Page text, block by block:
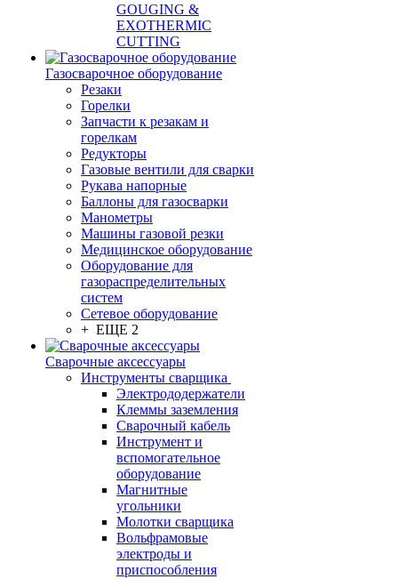
GOUGING &
EXOTHERMIC
CUTTING
Газосварочное оборудование
Резаки
Горелки
Запчасти к резакам и
горелкам
Редукторы
Газовые вентили для сварки
Рукава напорные
Баллоны для газосварки
Манометры
Машины газовой резки
Медицинское оборудование
Оборудование для
газораспределительных
систем
Сетевое оборудование
+ ЕЩЕ 2
Сварочные аксессуары
Инструменты сварщика
Электрододержатели
Клеммы заземления
Сварочный кабель
Инструмент и
вспомогательное
оборудование
Магнитные
угольники
Молотки сварщика
Вольфрамовые
электроды и
приспособления